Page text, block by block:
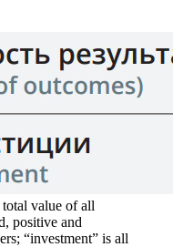
value of all
positive and
“investment” is all